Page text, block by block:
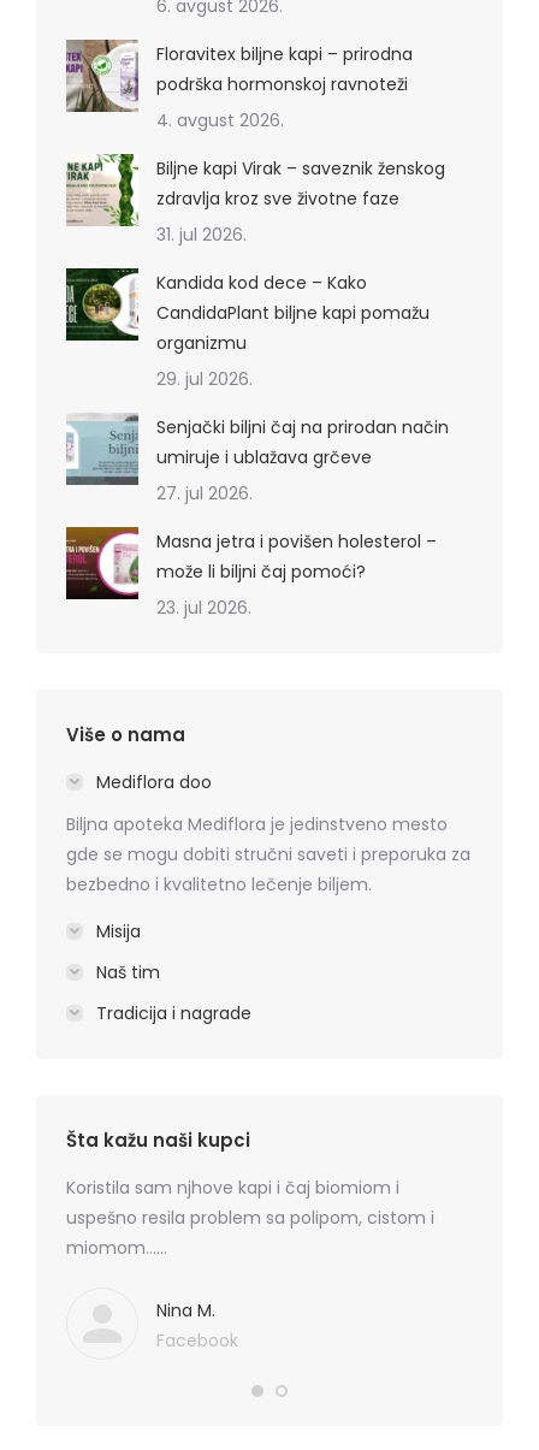
6. avgust 2026.
Floravitex biljne kapi – prirodna
podrška hormonskoj ravnoteži
4. avgust 2026.
Biljne kapi Virak – saveznik ženskog
zdravlja kroz sve životne faze
31. jul 2026.
Kandida kod dece – Kako
CandidaPlant biljne kapi pomažu
organizmu
29. jul 2026.
Senjački biljni čaj na prirodan način
umiruje i ublažava grčeve
27. jul 2026.
Masna jetra i povišen holesterol –
može li biljni čaj pomoći?
23. jul 2026.
Više o nama
Mediflora doo
Biljna apoteka Mediflora je jedinstveno mesto
gde se mogu dobiti stručni saveti i preporuka za
bezbedno i kvalitetno lečenje biljem.
Misija
Naš tim
Tradicija i nagrade
Šta kažu naši kupci
Koristila sam njhove kapi i čaj biomiom i
uspešno resila problem sa polipom, cistom i
miomom……
Nina M.
Facebook